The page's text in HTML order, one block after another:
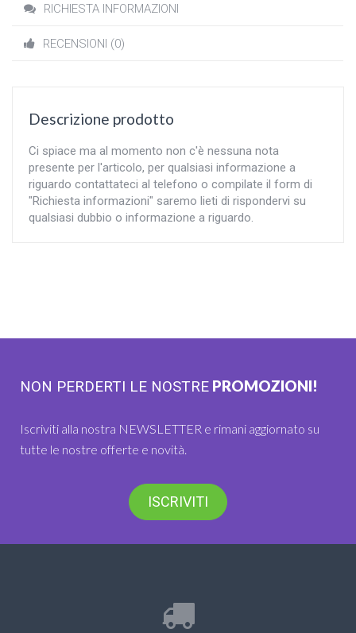
RICHIESTA INFORMAZIONI
RECENSIONI (0)
Descrizione prodotto
Ci spiace ma al momento non c'è nessuna nota
presente per l'articolo, per qualsiasi informazione a
riguardo contattateci al telefono o compilate il form di
"Richiesta informazioni" saremo lieti di rispondervi su
qualsiasi dubbio o informazione a riguardo.
NON PERDERTI LE NOSTRE PROMOZIONI!
Iscriviti alla nostra NEWSLETTER e rimani aggiornato su
tutte le nostre offerte e novità.
ISCRIVITI